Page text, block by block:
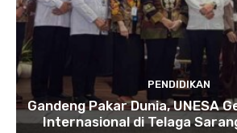
PENDIDIKAN
Gandeng Pakar Dunia, UNESA
Internasional di Telaga